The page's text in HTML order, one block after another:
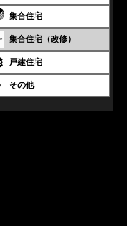
集合住宅
集合住宅（改修）
戸建住宅
その他